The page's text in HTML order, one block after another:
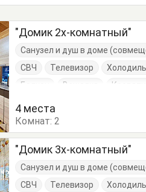
"Домик 2х-комнатный"
Санузел и душ в доме
СВЧ
Телевизор
Балкон
Вешалка
Тумбочки
4 места
Комнат:2
"Домик 3х-комнатный"
Санузел и душ в доме
СВЧ
Телевизор